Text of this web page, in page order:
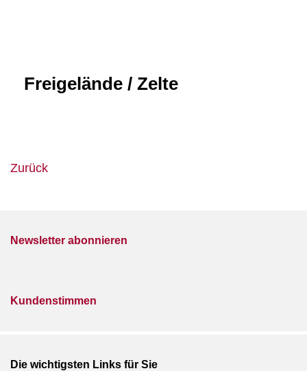
Freigelände / Zelte
Zurück
Newsletter abonnieren
Kundenstimmen
Die wichtigsten Links für Sie